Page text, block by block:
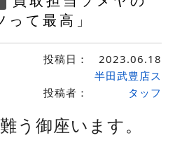
って最高」
投稿日： 2023.06.18
投稿者：
半田武豊店ス
タッフ
う御座います。